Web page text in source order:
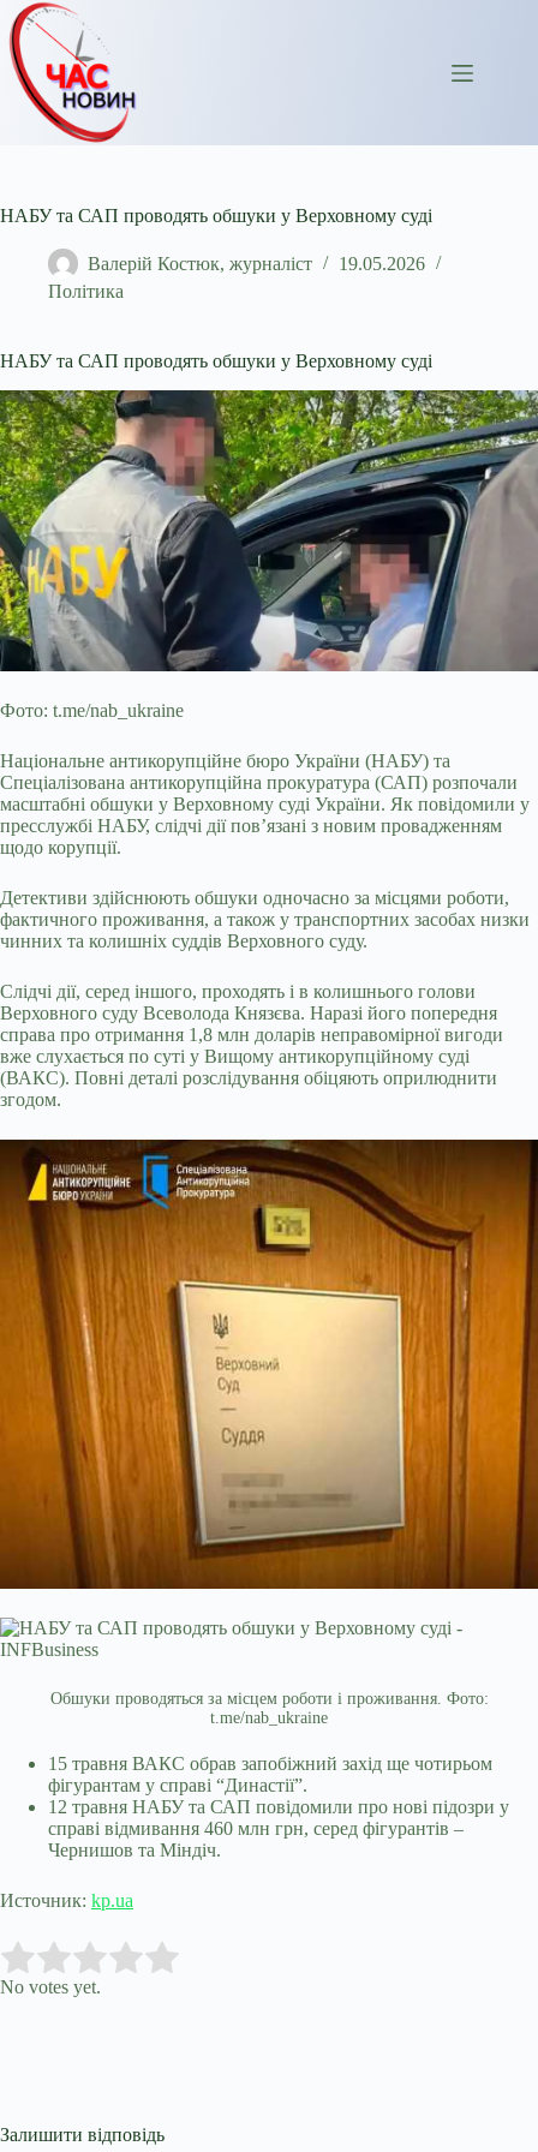
Перейти
до
вмісту
НАБУ та САП проводять обшуки у Верховному суді
Валерій Костюк, журналіст
19.05.2026
Політика
НАБУ та САП проводять обшуки у Верховному суді
Фото: t.me/nab_ukraine
Національне антикорупційне бюро України (НАБУ) та
Спеціалізована антикорупційна прокуратура (САП) розпочали
масштабні обшуки у Верховному суді України. Як повідомили у
пресслужбі НАБУ, слідчі дії пов’язані з новим провадженням
щодо корупції.
Детективи здійснюють обшуки одночасно за місцями роботи,
фактичного проживання, а також у транспортних засобах низки
чинних та колишніх суддів Верховного суду.
Слідчі дії, серед іншого, проходять і в колишнього голови
Верховного суду Всеволода Князєва. Наразі його попередня
справа про отримання 1,8 млн доларів неправомірної вигоди
вже слухається по суті у Вищому антикорупційному суді
(ВАКС). Повні деталі розслідування обіцяють оприлюднити
згодом.
Обшуки проводяться за місцем роботи і проживання. Фото:
t.me/nab_ukraine
15 травня ВАКС обрав запобіжний захід ще чотирьом
фігурантам у справі “Династії”.
12 травня НАБУ та САП повідомили про нові підозри у
справі відмивання 460 млн грн, серед фігурантів –
Чернишов та Міндіч.
Источник: kp.ua
Rate this item:
No votes yet.
Залишити відповідь